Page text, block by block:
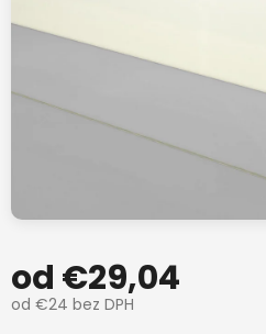
od €29,04
od €24 bez DPH